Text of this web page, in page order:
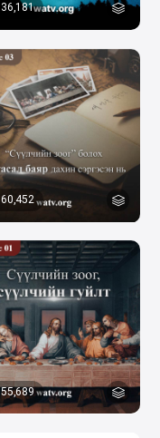
36,181
60,452
55,689